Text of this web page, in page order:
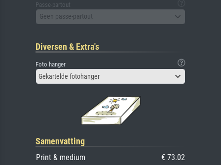
Passe-partout
Geen passe-partout
Diversen & Extra's
Foto hanger
Gekartelde fotohanger
Samenvatting
Print & medium
€ 73.02